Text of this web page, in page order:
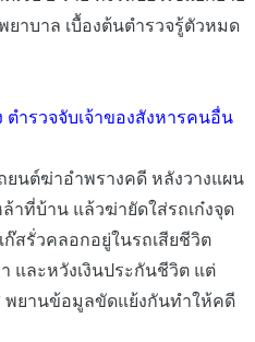
าบาล เบื้องต้นตำรวจรู้ตัวหมด
ำรวจจับเจ้าของสังหารคนอื่น
ยนต์ฆ่าอำพรางคดี หลังวางแผน
าที่บ้าน แล้วฆ่ายัดใส่รถเก๋งจุด
ก๊สรั่วคลอกอยู่ในรถเสียชีวิต
และหวังเงินประกันชีวิต แต่
พยานข้อมูลขัดแย้งกันทำให้คดี